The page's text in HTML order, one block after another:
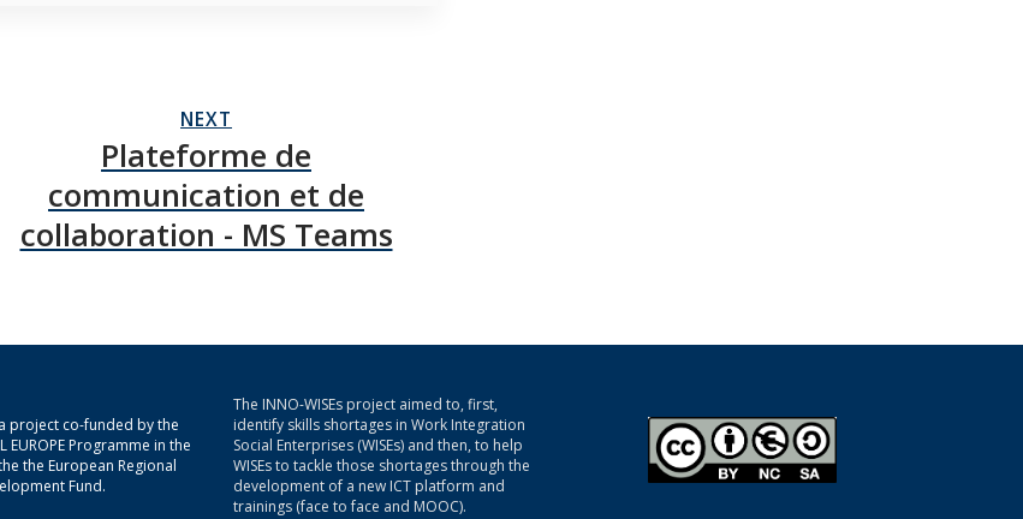
NEXT
Plateforme de
communication et de
collaboration - MS Teams
a project co-funded by the
EUROPE Programme in the
the European Regional
Fund.
The INNO-WISEs project aimed to, first,
identify skills shortages in Work Integration
Social Enterprises (WISEs) and then, to help
WISEs to tackle those shortages through the
development of a new ICT platform and
trainings (face to face and MOOC).